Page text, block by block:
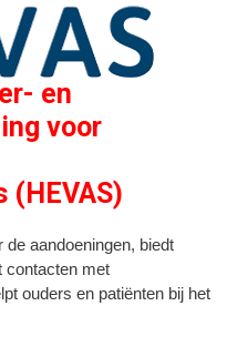
en
voor
aandoeningen, biedt
contacten met
ouders en patiënten bij het